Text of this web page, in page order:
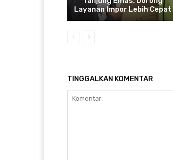
Layanan Impor Lebih Cepat
TINGGALKAN KOMENTAR